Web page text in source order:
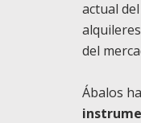
actual
del
Ábalos